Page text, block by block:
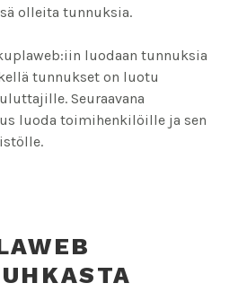
olleita tunnuksia.
luodaan tunnuksia
tunnukset on luotu
Seuraavana
luoda toimihenkilöille ja sen